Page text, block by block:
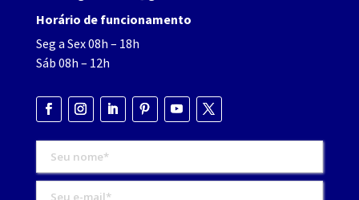
Horário de funcionamento
Seg a Sex 08h – 18h
Sáb 08h – 12h